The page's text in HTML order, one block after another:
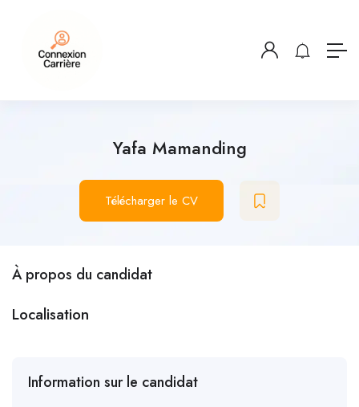
Yafa Mamanding
Télécharger le CV
À propos du candidat
Localisation
Information sur le candidat